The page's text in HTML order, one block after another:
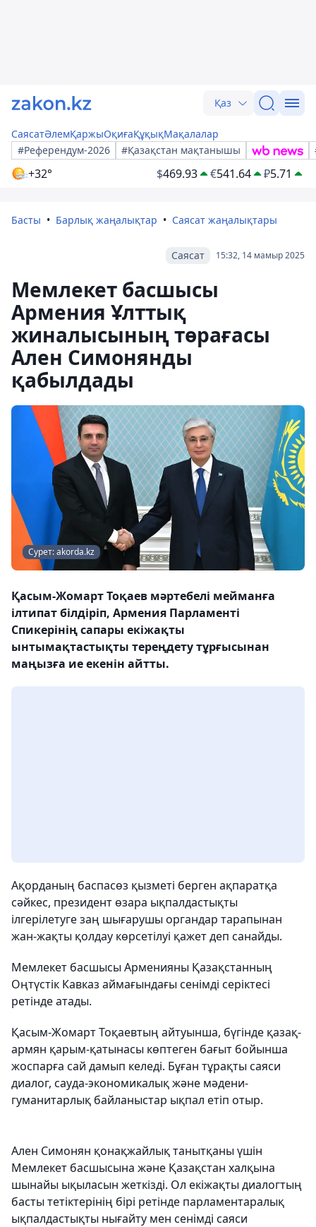
Қаз
СаясатӘлемҚаржыОқиғаҚұқықМақалалар
#Референдум-2026
#Қазақстан мақтанышы
+32° $469.93 €541.64 ₽5.71
Басты Барлық жаңалықтар Саясат жаңалықтары
15:32, 14 мамыр 2025
Саясат
Мемлекет басшысы
Армения Ұлттық
жиналысының төрағасы
Ален Симонянды
қабылдады
Сурет: akorda.kz
Қасым-Жомарт Тоқаев мәртебелі мейманға
ілтипат білдіріп, Армения Парламенті
Спикерінің сапары екіжақты
ынтымақтастықты тереңдету тұрғысынан
маңызға ие екенін айтты.
Ақорданың баспасөз қызметі берген ақпаратқа
сәйкес, президент өзара ықпалдастықты
ілгерілетуге заң шығарушы органдар тарапынан
жан-жақты қолдау көрсетілуі қажет деп санайды.
Мемлекет басшысы Арменияны Қазақстанның
Оңтүстік Кавказ аймағындағы сенімді серіктесі
ретінде атады.
Қасым-Жомарт Тоқаевтың айтуынша, бүгінде қазақ-
армян қарым-қатынасы көптеген бағыт бойынша
жоспарға сай дамып келеді. Бұған тұрақты саяси
диалог, сауда-экономикалық және мәдени-
гуманитарлық байланыстар ықпал етіп отыр.
Ален Симонян қонақжайлық танытқаны үшін
Мемлекет басшысына және Қазақстан халқына
шынайы ықыласын жеткізді. Ол екіжақты диалогтың
басты тетіктерінің бірі ретінде парламентаралық
ықпалдастықты нығайту мен сенімді саяси